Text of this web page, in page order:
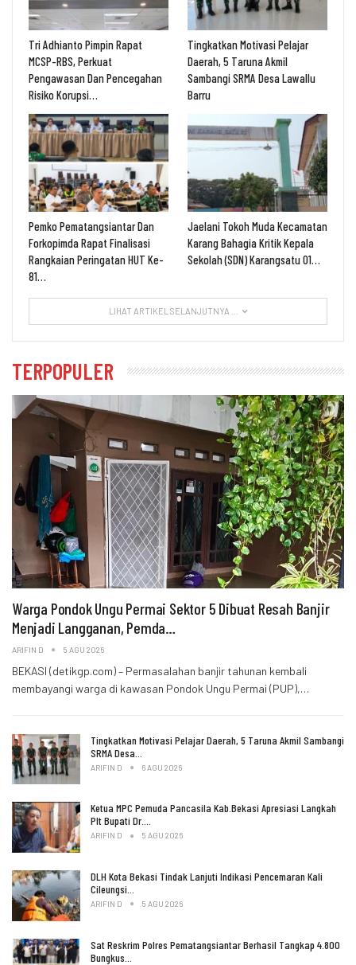
Tri Adhianto Pimpin Rapat
MCSP-RBS, Perkuat
Pengawasan Dan Pencegahan
Risiko Korupsi…
Tingkatkan Motivasi Pelajar
Daerah, 5 Taruna Akmil
Sambangi SRMA Desa Lawallu
Barru
Pemko Pematangsiantar Dan
Forkopimda Rapat Finalisasi
Rangkaian Peringatan HUT Ke-
81…
Jaelani Tokoh Muda Kecamatan
Karang Bahagia Kritik Kepala
Sekolah (SDN) Karangsatu 01…
LIHAT ARTIKEL SELANJUTNYA ...
TERPOPULER
Warga Pondok Ungu Permai Sektor 5 Dibuat Resah Banjir
Menjadi Langganan, Pemda…
ARIFIN D 5 AGU 2026
BEKASI (detikgp.com) – Permasalahan banjir tahunan kembali
membayangi warga di kawasan Pondok Ungu Permai (PUP),…
Tingkatkan Motivasi Pelajar Daerah, 5 Taruna Akmil Sambangi
SRMA Desa…
ARIFIN D 6 AGU 2026
Ketua MPC Pemuda Pancasila Kab.Bekasi Apresiasi Langkah
Plt Bupati Dr.…
ARIFIN D 5 AGU 2026
DLH Kota Bekasi Tindak Lanjuti Indikasi Pencemaran Kali
Cileungsi…
ARIFIN D 5 AGU 2026
Sat Reskrim Polres Pematangsiantar Berhasil Tangkap 4.800
Bungkus…